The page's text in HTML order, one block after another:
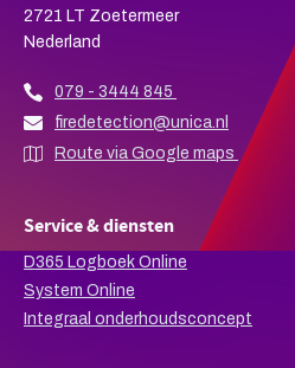
2721 LT Zoetermeer
Nederland
079 - 3444 845
firedetection@unica.nl
Route via Google maps
Service & diensten
D365 Logboek Online
System Online
Integraal onderhoudsconcept